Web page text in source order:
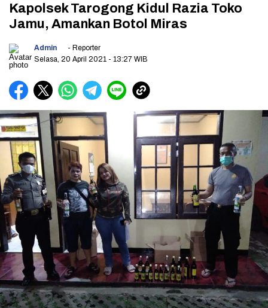
Kapolsek Tarogong Kidul Razia Toko
Jamu, Amankan Botol Miras
Admin
- Reporter
Selasa, 20 April 2021 - 13:27 WIB